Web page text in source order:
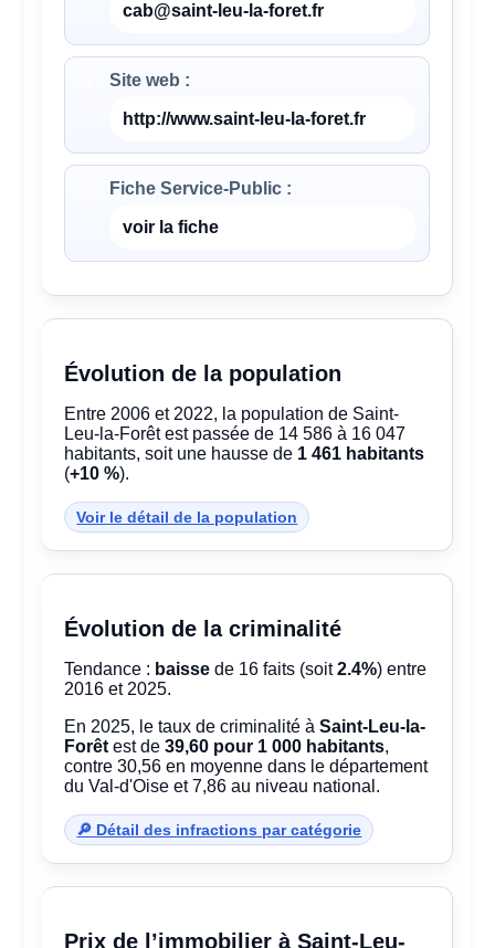
cab@saint-leu-la-foret.fr
Site web :
http://www.saint-leu-la-foret.fr
Fiche Service-Public :
voir la fiche
Évolution de la population
Entre 2006 et 2022, la population de Saint-
Leu-la-Forêt est passée de 14 586 à 16 047
habitants, soit une hausse de 1 461 habitants
(+10 %).
Voir le détail de la population
Évolution de la criminalité
Tendance : baisse de 16 faits (soit2.4%) entre
2016 et 2025.
En 2025, le taux de criminalité àSaint-Leu-la-
Forêt est de39,60 pour 1 000 habitants,
contre 30,56 en moyenne dans le département
du Val-d'Oise et 7,86 au niveau national.
🔎 Détail des infractions par catégorie
Prix de l’immobilier à Saint-Leu-